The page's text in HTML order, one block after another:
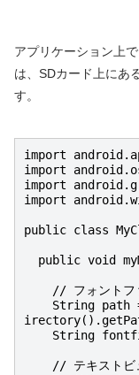
アプリケーション上
は、SDカード上にあ
す。
import
import
import
import
public class